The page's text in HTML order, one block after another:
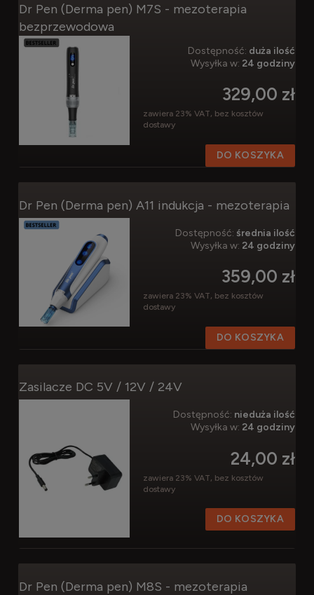
Dr Pen (Derma pen) M7S - mezoterapia
bezprzewodowa
Dostępność: duża ilość
Wysyłka w: 24 godziny
329,00 zł
zawiera 23% VAT, bez kosztów
dostawy
DO KOSZYKA
Dr Pen (Derma pen) A11 indukcja - mezoterapia
Dostępność: średnia ilość
Wysyłka w: 24 godziny
359,00 zł
zawiera 23% VAT, bez kosztów
dostawy
DO KOSZYKA
Zasilacze DC 5V / 12V / 24V
Dostępność: nieduża ilość
Wysyłka w: 24 godziny
24,00 zł
zawiera 23% VAT, bez kosztów
dostawy
DO KOSZYKA
Dr Pen (Derma pen) M8S - mezoterapia